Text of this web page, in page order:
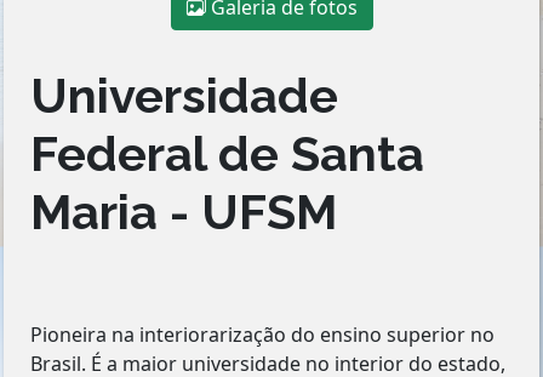
Galeria de fotos
Universidade
Federal de Santa
Maria - UFSM
Pioneira na interiorarização do ensino superior no
Brasil. É a maior universidade no interior do estado,